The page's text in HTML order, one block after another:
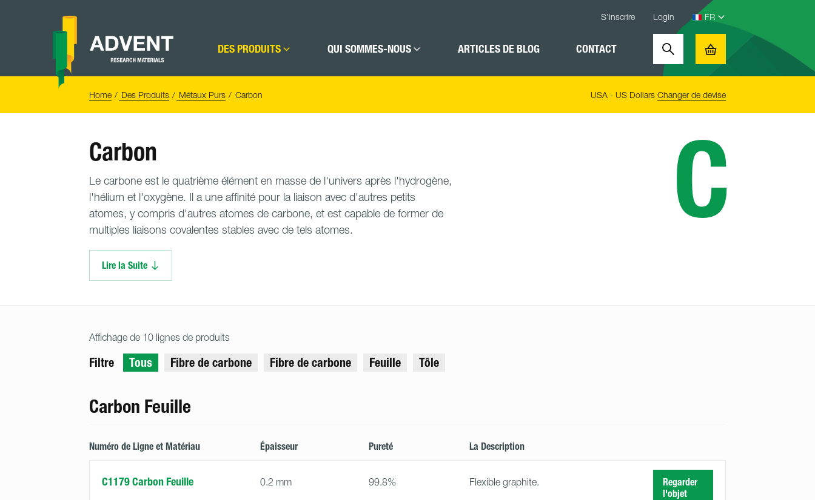
S’inscrire Login
DES PRODUITS QUI SOMMES-NOUS ARTICLES DE BLOG CONTACT Search Basket
Home Des Produits Métaux Purs Carbon USA - US Dollars Changer de devise
Carbon
Le carbone est le quatrième élément en masse de l'univers après l'hydrogène,
l'hélium et l'oxygène. Il a une affinité pour la liaison avec d'autres petits
atomes, y compris d'autres atomes de carbone, et est capable de former de
multiples liaisons covalentes stables avec de tels atomes.
Lire la Suite
C
Affichage de 10 lignes de produits
Filtre Tous Fibre de carbone Fibre de carbone Feuille Tôle
Carbon Feuille
Numéro de Ligne et Matériau Épaisseur Pureté La Description
C1179 Carbon Feuille 0.2 mm 99.8% Flexible graphite.
Regarder
l'objet